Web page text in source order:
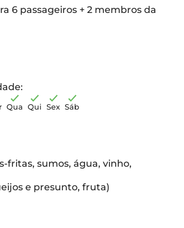
6 passageiros + 2 membros da
Qua Qui Sex Sáb
fritas, sumos, água, vinho,
e presunto, fruta)